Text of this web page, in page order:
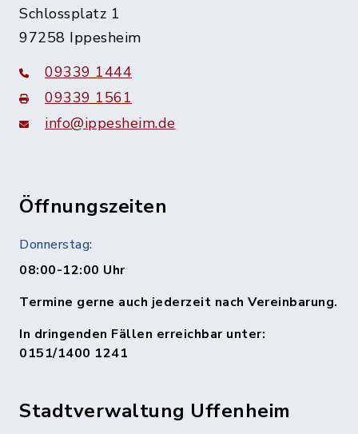
Schlossplatz 1
97258 Ippesheim
09339 1444
09339 1561
info@ippesheim.de
Öffnungszeiten
Donnerstag:
08:00-12:00 Uhr
Termine gerne auch jederzeit nach Vereinbarung.
In dringenden Fällen erreichbar unter:
0151/1400 1241
Stadtverwaltung Uffenheim